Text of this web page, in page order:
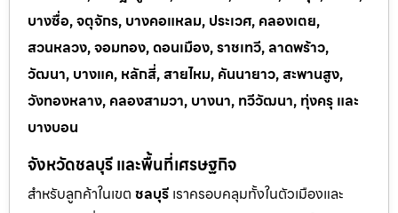
บางซื่อ, จตุจักร, บางคอแหลม, ประเวศ, คลองเตย,
สวนหลวง, จอมทอง, ดอนเมือง, ราชเทวี, ลาดพร้าว,
วัฒนา, บางแค, หลักสี่, สายไหม, คันนายาว, สะพานสูง,
วังทองหลาง, คลองสามวา, บางนา, ทวีวัฒนา, ทุ่งครุ และ
บางบอน
จังหวัดชลบุรี และพื้นที่เศรษฐกิจ
สำหรับลูกค้าในเขต ชลบุรี เราครอบคลุมทั้งในตัวเมืองและ